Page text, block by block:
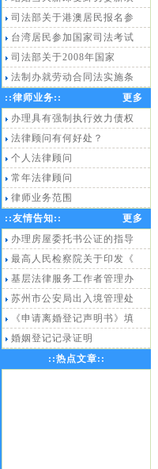
司法部关于港澳居民报名参
台湾居民参加国家司法考试
司法部关于2008年国家
法制办就劳动合同法实施条
::律师业务::
更多
办理具有强制执行效力债权
法律顾问有何好处？
个人法律顾问
常年法律顾问
律师业务范围
::友情告知::
更多
办理房屋委托书公证的指导
最高人民检察院关于印发《
基层法律服务工作者管理办
苏州市公安局出入境管理处
《申请离婚登记声明书》填
婚姻登记记录证明
::热点文章::